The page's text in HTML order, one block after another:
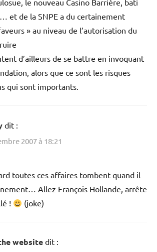
… et de la SNPE a du certainement
» au niveau de l’autorisation du
d’ailleurs de se battre en invoquant
alors que ce sont les risques
qui sont importants.
dit :
2007 à 18:21
toutes ces affaires tombent quand il
Allez François Hollande, arrête
!
(joke)
website dit :